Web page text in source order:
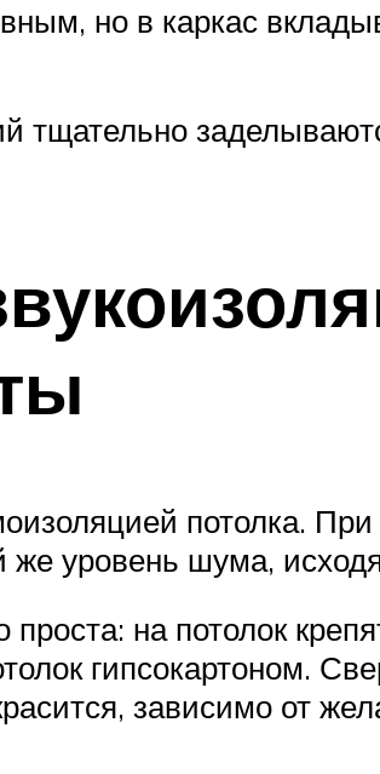
но в каркас
тщательно
потолка. При
же уровень шума,
на потолок
гипсокартоном.
зависимо от